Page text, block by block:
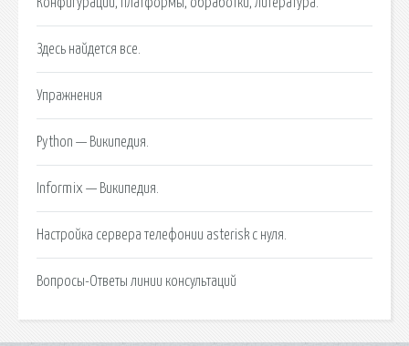
Здесь найдется все.
Упражнения
Python — Википедия.
Informix — Википедия.
Настройка сервера телефонии asterisk с нуля.
Вопросы-Ответы линии консультаций